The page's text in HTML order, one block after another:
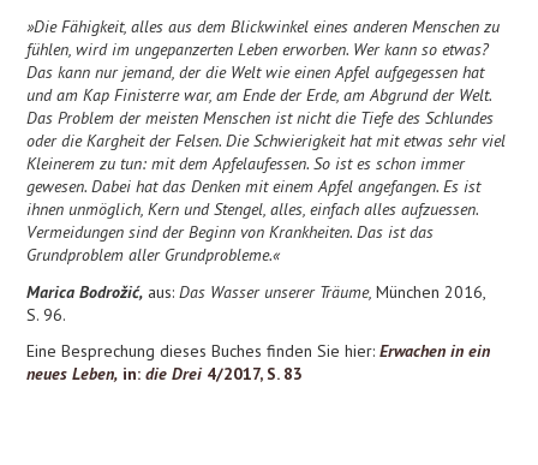
»Die Fähigkeit, alles aus dem Blickwinkel eines anderen Menschen zu
fühlen, wird im ungepanzerten Leben erworben. Wer kann so etwas?
Das kann nur jemand, der die Welt wie einen Apfel aufgegessen hat
und am Kap Finisterre war, am Ende der Erde, am Abgrund der Welt.
Das Problem der meisten Menschen ist nicht die Tiefe des Schlundes
oder die Kargheit der Felsen. Die Schwierigkeit hat mit etwas sehr viel
Kleinerem zu tun: mit dem Apfelaufessen. So ist es schon immer
gewesen. Dabei hat das Denken mit einem Apfel angefangen. Es ist
ihnen unmöglich, Kern und Stengel, alles, einfach alles aufzuessen.
Vermeidungen sind der Beginn von Krankheiten. Das ist das
Grundproblem aller Grundprobleme.«
Marica Bodrožić, aus: Das Wasser unserer Träume,München 2016,
S. 96.
Eine Besprechung dieses Buches finden Sie hier:Erwachen in ein
neues Leben, in:die Drei4/2017, S. 83